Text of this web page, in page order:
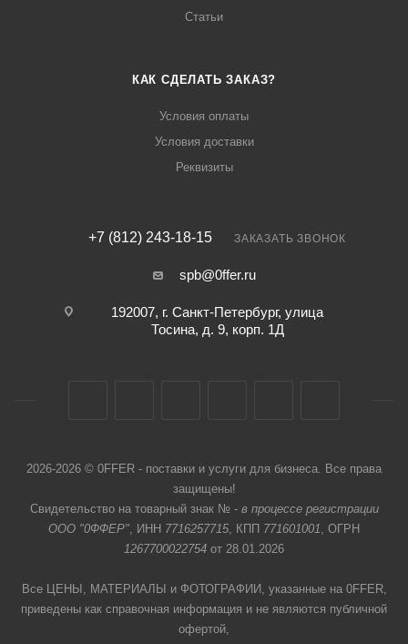
Статьи
КАК СДЕЛАТЬ ЗАКАЗ?
Условия оплаты
Условия доставки
Реквизиты
+7 (812) 243-18-15 ЗАКАЗАТЬ ЗВОНОК
spb@0ffer.ru
192007, г. Санкт-Петербург, улица
Тосина, д. 9, корп. 1Д
2026-2026 © 0FFER - поставки и услуги для бизнеса. Все права
защищены!
Свидетельство на товарный знак № - в процессе регистрации
ООО "0ФФЕР", ИНН 7716257715, КПП 771601001, ОГРН
1267700022754 от 28.01.2026
Все ЦЕНЫ, МАТЕРИАЛЫ и ФОТОГРАФИИ, указанные на 0FFER,
приведены как справочная информация и не являются публичной
офертой,